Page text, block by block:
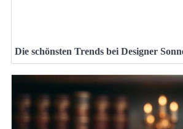
Die schönsten Trends bei Designer